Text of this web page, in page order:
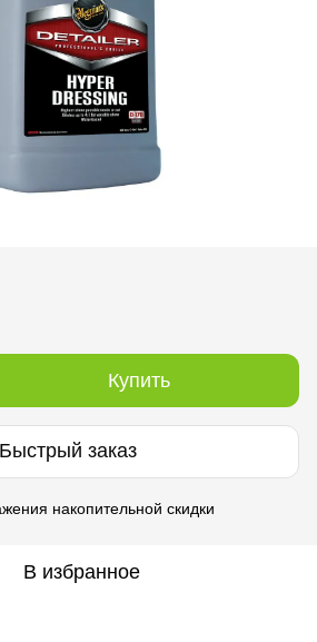
Купить
Быстрый заказ
накопительной скидки
В избранное